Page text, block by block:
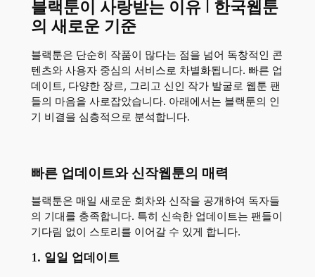
블랙툰이 사랑받는 이유 | 한국웹툰
의 새로운 기준
블랙툰은 단순히 작품이 많다는 점을 넘어 독창적인 콘
텐츠와 사용자 중심의 서비스로 차별화됩니다. 빠른 업
데이트, 다양한 장르, 그리고 신인 작가 발굴로 웹툰 팬
들의 마음을 사로잡았습니다. 아래에서는 블랙툰의 인
기 비결을 심층적으로 분석합니다.
빠른 업데이트와 신작웹툰의 매력
블랙툰은 매일 새로운 회차와 신작을 공개하여 독자들
의 기대를 충족합니다. 특히 신속한 업데이트는 팬들이
기다림 없이 스토리를 이어갈 수 있게 합니다.
1. 일일 업데이트